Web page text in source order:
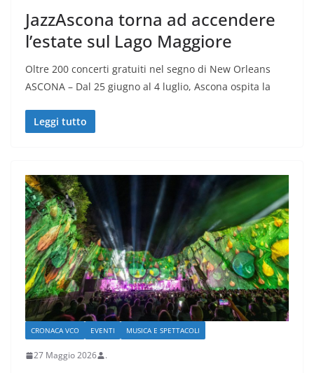
JazzAscona torna ad accendere
l’estate sul Lago Maggiore
Oltre 200 concerti gratuiti nel segno di New Orleans
ASCONA – Dal 25 giugno al 4 luglio, Ascona ospita la
Leggi tutto
CRONACA VCO EVENTI MUSICA E SPETTACOLI
27 Maggio 2026 .